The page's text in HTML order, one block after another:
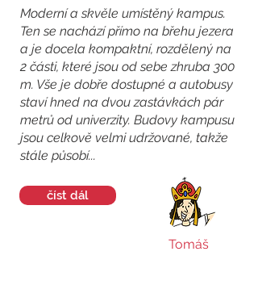
Moderní a skvěle umístěný kampus.
Ten se nachází přímo na břehu jezera
a je docela kompaktní, rozdělený na
2 části, které jsou od sebe zhruba 300
m. Vše je dobře dostupné a autobusy
staví hned na dvou zastávkách pár
metrů od univerzity. Budovy kampusu
jsou celkově velmi udržované, takže
stále působí...
číst dál
Tomáš